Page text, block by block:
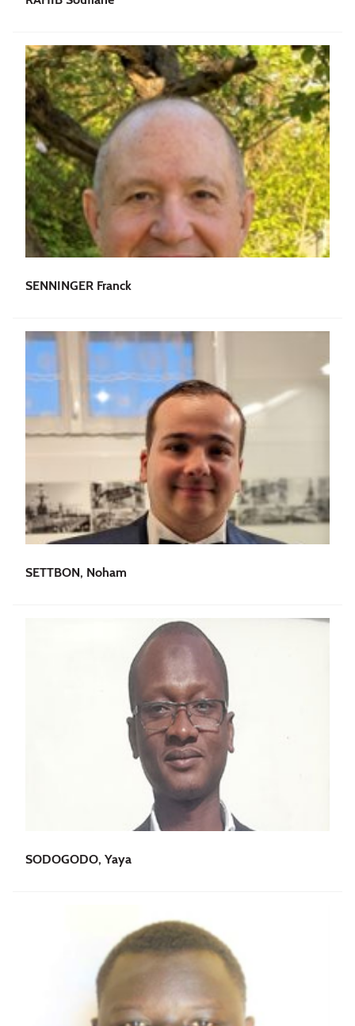
SENNINGER Franck
SETTBON, Noham
SODOGODO, Yaya